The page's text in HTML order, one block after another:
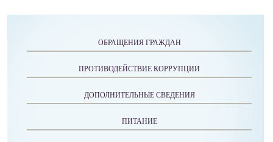
ОБРАЩЕНИЯ ГРАЖДАН
ПРОТИВОДЕЙСТВИЕ КОРРУПЦИИ
ДОПОЛНИТЕЛЬНЫЕ СВЕДЕНИЯ
ПИТАНИЕ